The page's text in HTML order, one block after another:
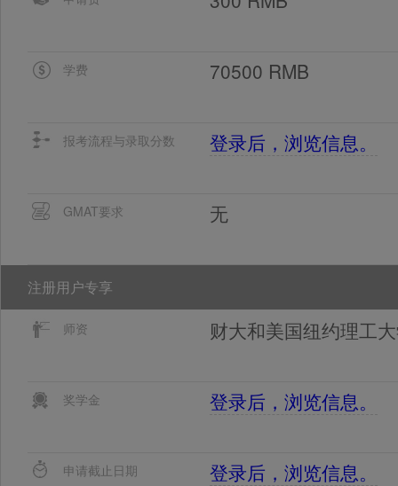
学费 70500 RMB
报考流程与录取分数 登录后，浏览信息。
GMAT要求 无
注册用户专享
师资 财大和美国纽约理工
奖学金 登录后，浏览信息。
申请截止日期 登录后，浏览信息。